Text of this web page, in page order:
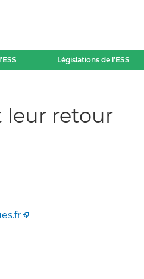
Législations de l’ESS
leur retour